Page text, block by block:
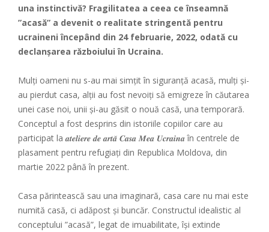
una instinctivă? Fragilitatea a ceea ce înseamnă
”acasă” a devenit o realitate stringentă pentru
ucraineni începând din 24 februarie, 2022, odată cu
declanșarea războiului în Ucraina.
Mulți oameni nu s-au mai simțit în siguranță acasă, mulți și-
au pierdut casa, alții au fost nevoiți să emigreze în căutarea
unei case noi, unii și-au găsit o nouă casă, una temporară.
Conceptul a fost desprins din istoriile copiilor care au
participat la 𝒂𝒕𝒆𝒍𝒊𝒆𝒓𝒆 𝒅𝒆 𝒂𝒓𝒕𝒂̆ 𝑪𝒂𝒔𝒂 𝑴𝒆𝒂 𝑼𝒄𝒓𝒂𝒊𝒏𝒂 în centrele de
plasament pentru refugiați din Republica Moldova, din
martie 2022 până în prezent.
Casa părintească sau una imaginară, casa care nu mai este
numită casă, ci adăpost și buncăr. Constructul idealistic al
conceptului ”acasă”, legat de imuabilitate, își extinde